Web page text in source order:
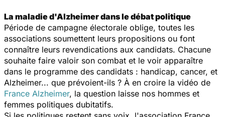
La maladie d'Alzheimer dans le débat politique
Période de campagne électorale oblige, toutes les
associations soumettent leurs propositions ou font
connaître leurs revendications aux candidats. Chacune
souhaite faire valoir son combat et le voir apparaître
dans le programme des candidats : handicap, cancer, et
Alzheimer... que prévoient-ils ? À en croire la vidéo de
France Alzheimer, la question laisse nos hommes et
femmes politiques dubitatifs.